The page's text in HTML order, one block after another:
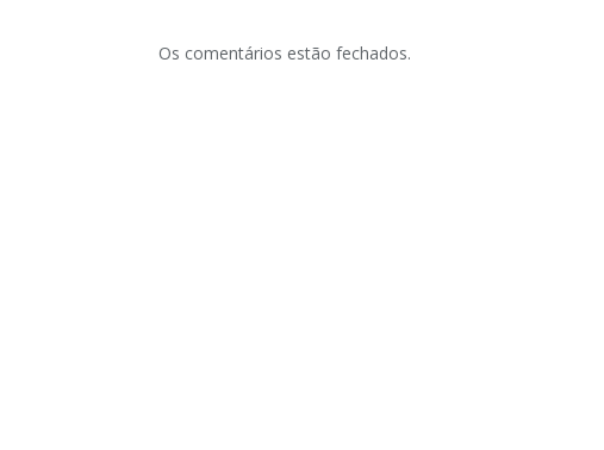
Os comentários estão fechados.